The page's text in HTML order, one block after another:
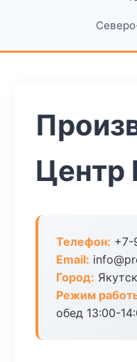
Центр
Телефон: +7-
Email:
Город: Якутск
Режим
обед 13:00-